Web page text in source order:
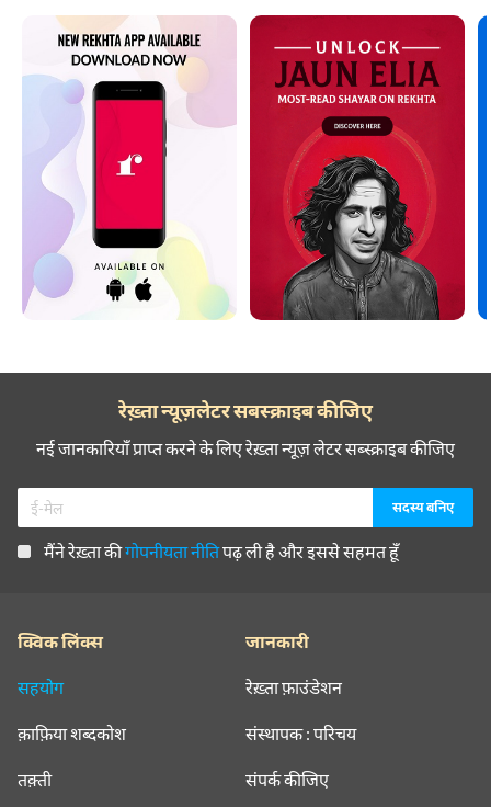
रेख़्ता न्यूज़लेटर सबस्क्राइब कीजिए
नई जानकारियाँ प्राप्त करने के लिए रेख़्ता न्यूज़ लेटर सब्स्क्राइब कीजिए
मैंने रेख़्ता कीगोपनीयता नीतिपढ़ ली है और इससे सहमत हूँ
क्विक लिंक्स
सहयोग
क़ाफ़िया शब्दकोश
तक़्ती
जानकारी
रेख़्ता फ़ाउंडेशन
संस्थापक : परिचय
संपर्क कीजिए